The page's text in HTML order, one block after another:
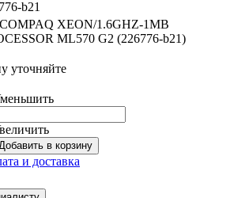
b21
XEON/1.6GHZ-1MB
ML570 G2 (226776-b21)
уточняйте
и доставка